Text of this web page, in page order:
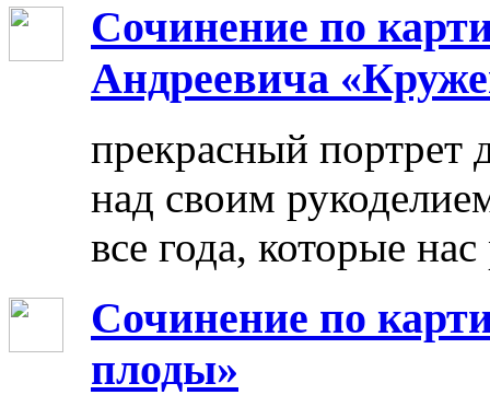
Сочинение по
Андреевича
прекрасный портрет
над своим
все года, которые
Сочинение по
плоды»